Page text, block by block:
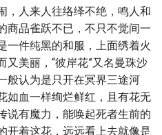
，人来人往络绎不绝，鸣人和
商品雀跃不已，不只不觉间一
一件纯黑的和服，上面绣着火
美丽，“彼岸花”又名曼珠沙
般认为是只开在冥界三途河
如血一样绚烂鲜红，且有花无
说有魔力，能唤起死者生前的
开着这花，远远看上去就像是